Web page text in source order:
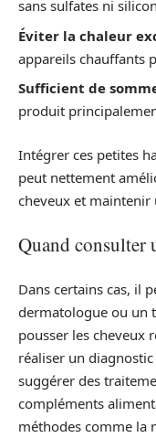
sans sulfates ni
Éviter la chaleur
appareils chauffants
Sufficient de
produit
Intégrer ces petites
peut nettement
cheveux et maintenir
Quand consulter
Dans certains cas, il
dermatologue ou un
pousser les cheveux
réaliser un
suggérer des
compléments
méthodes comme la